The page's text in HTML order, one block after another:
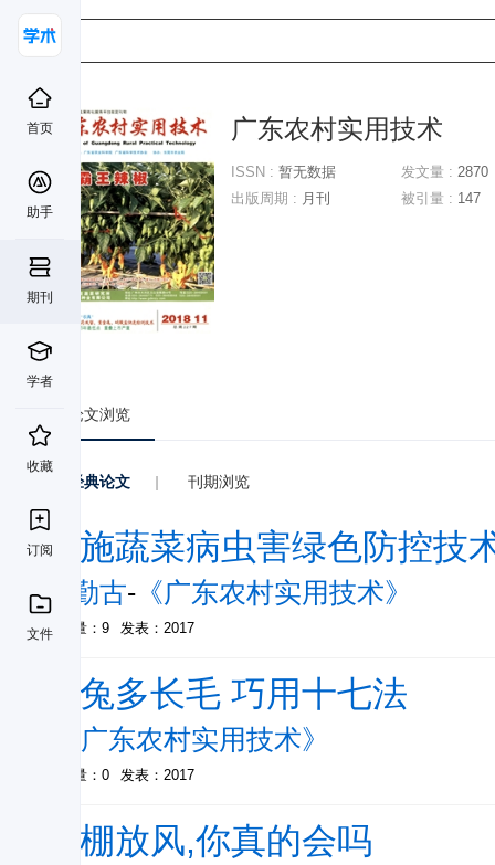
首页
助手
期刊
学者
收藏
订阅
文件
广东农村实用技术
ISSN : 暂无数据
出版周期 : 月刊
发文量 : 2870
被引量 : 147
论文浏览
经典论文 | 刊期浏览
设施蔬菜病虫害绿色防控技
李勤古- 《广东农村实用技术》
被引量：9 发表：2017
让兔多长毛 巧用十七法
《广东农村实用技术》
被引量：0 发表：2017
大棚放风,你真的会吗